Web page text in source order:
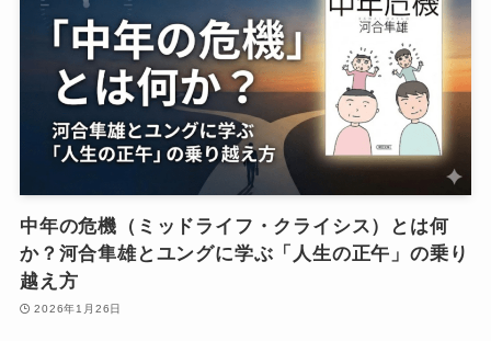
中年の危機（ミッドライフ・クライシス）とは何
か？河合隼雄とユングに学ぶ「人生の正午」の乗り
越え方
2026年1月26日